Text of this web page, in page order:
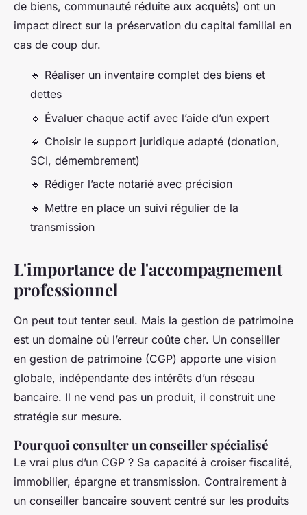
de biens, communauté réduite aux acquêts) ont un
impact direct sur la préservation du capital familial en
cas de coup dur.
🔹 Réaliser un inventaire complet des biens et
dettes
🔹 Évaluer chaque actif avec l’aide d’un expert
🔹 Choisir le support juridique adapté (donation,
SCI, démembrement)
🔹 Rédiger l’acte notarié avec précision
🔹 Mettre en place un suivi régulier de la
transmission
L'importance de l'accompagnement
professionnel
On peut tout tenter seul. Mais la gestion de patrimoine
est un domaine où l’erreur coûte cher. Un conseiller
en gestion de patrimoine (CGP) apporte une vision
globale, indépendante des intérêts d’un réseau
bancaire. Il ne vend pas un produit, il construit une
stratégie sur mesure.
Pourquoi consulter un conseiller spécialisé
Le vrai plus d’un CGP ? Sa capacité à croiser fiscalité,
immobilier, épargne et transmission. Contrairement à
un conseiller bancaire souvent centré sur les produits